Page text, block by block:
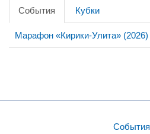
События Кубки
Марафон «Кирики-Улита» (2026)
События